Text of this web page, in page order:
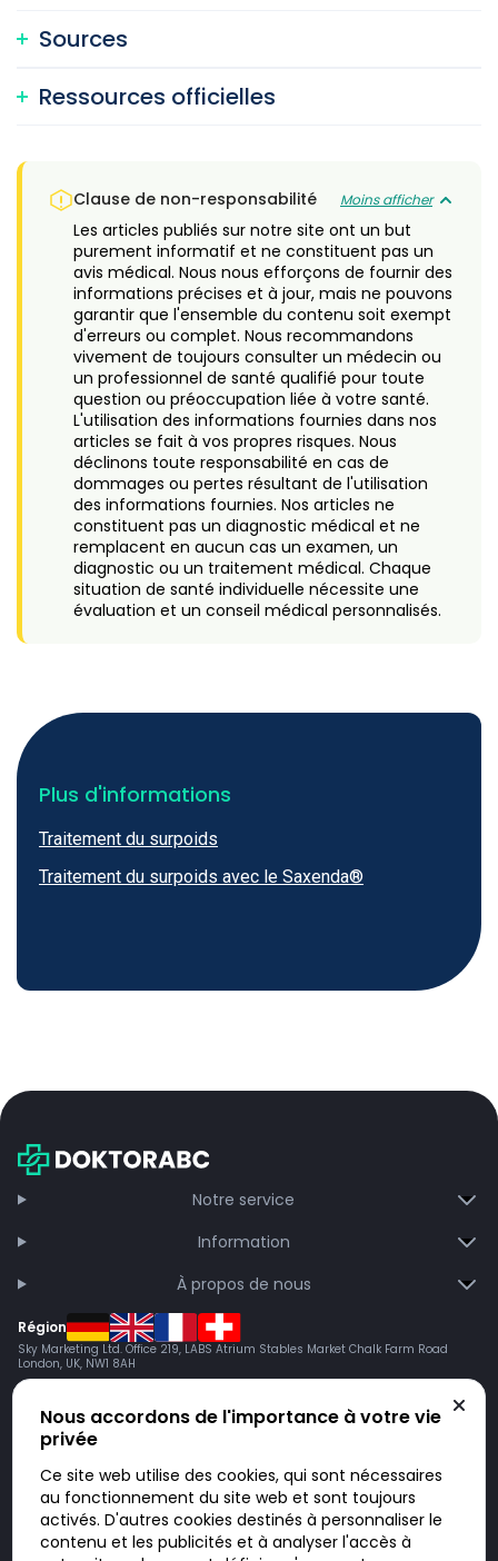
Sources
Ressources officielles
Clause de non-responsabilité Moins afficher
Les articles publiés sur notre site ont un but
purement informatif et ne constituent pas un
avis médical. Nous nous efforçons de fournir des
informations précises et à jour, mais ne pouvons
garantir que l'ensemble du contenu soit exempt
d'erreurs ou complet. Nous recommandons
vivement de toujours consulter un médecin ou
un professionnel de santé qualifié pour toute
question ou préoccupation liée à votre santé.
L'utilisation des informations fournies dans nos
articles se fait à vos propres risques. Nous
déclinons toute responsabilité en cas de
dommages ou pertes résultant de l'utilisation
des informations fournies. Nos articles ne
constituent pas un diagnostic médical et ne
remplacent en aucun cas un examen, un
diagnostic ou un traitement médical. Chaque
situation de santé individuelle nécessite une
évaluation et un conseil médical personnalisés.
Plus d'informations
Traitement du surpoids
Traitement du surpoids avec le Saxenda®
Notre service
Information
À propos de nous
Région
Sky Marketing Ltd. Office 219, LABS Atrium Stables Market Chalk Farm Road
London, UK, NW1 8AH
Doktorabc.com est une plateforme de mise en relation et n’est pas une
Nous accordons de l'importance à votre vie
privée
Ce site web utilise des cookies, qui sont nécessaires
au fonctionnement du site web et sont toujours
activés. D'autres cookies destinés à personnaliser le
contenu et les publicités et à analyser l'accès à